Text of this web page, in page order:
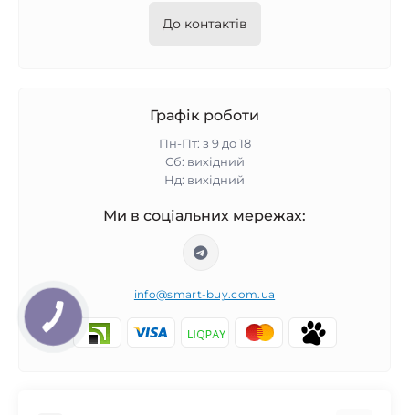
До контактів
Графік роботи
Пн-Пт: з 9 до 18
Сб: вихідний
Нд: вихідний
Ми в соціальних мережах:
info@smart-buy.com.ua